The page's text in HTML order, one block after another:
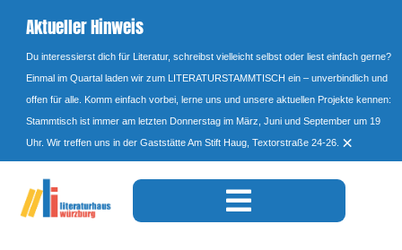
Aktueller Hinweis
Du interessierst dich für Literatur, schreibst vielleicht selbst oder liest einfach gerne?
Einmal im Quartal laden wir zum LITERATURSTAMMTISCH ein – unverbindlich und
offen für alle. Komm einfach vorbei, lerne uns und unsere aktuellen Projekte kennen:
Stammtisch ist immer am letzten Donnerstag im März, Juni und September um 19
Uhr. Wir treffen uns in der Gaststätte Am Stift Haug, Textorstraße 24-26. ×